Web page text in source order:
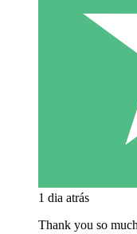
1 dia atrás
Thank you so